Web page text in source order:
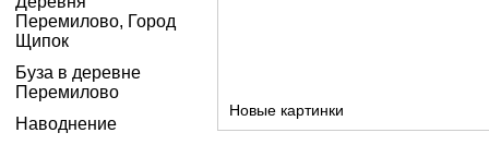
Перемилово, Город
Щипок
Буза в деревне
Перемилово
Наводнение
Новые картинки